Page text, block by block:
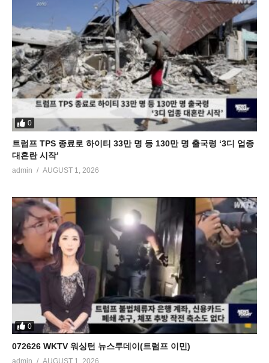
0
트럼프 TPS 종료로 하이티 33만 명 등 130만 명 출국령 ‘3디 업종
대혼란 시작’
admin AUGUST 1, 2026
0
072626 WKTV 워싱턴 뉴스투데이(트럼프 이민)
admin AUGUST 1, 2026